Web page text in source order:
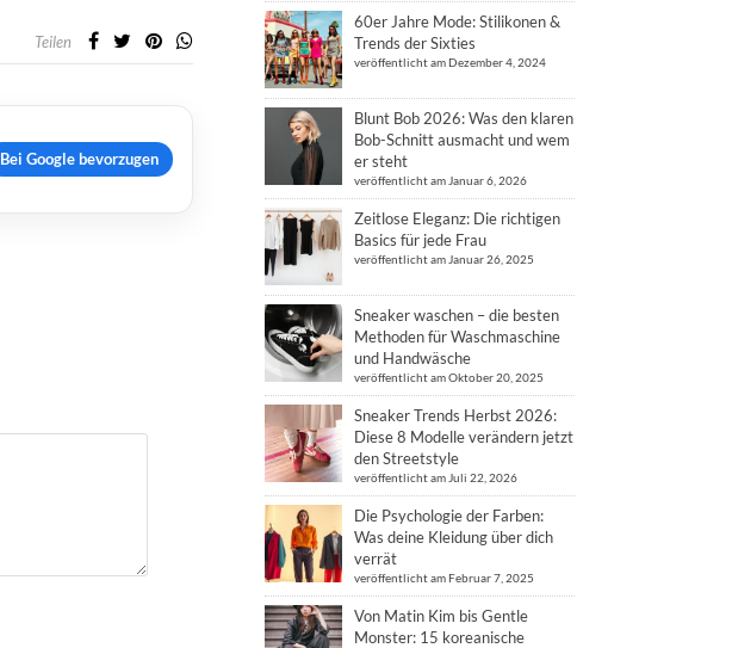
Teilen
Bei Google bevorzugen
60er Jahre Mode: Stilikonen &
Trends der Sixties
veröffentlicht am Dezember 4, 2024
Blunt Bob 2026: Was den klaren
Bob-Schnitt ausmacht und wem
er steht
veröffentlicht am Januar 6, 2026
Zeitlose Eleganz: Die richtigen
Basics für jede Frau
veröffentlicht am Januar 26, 2025
Sneaker waschen – die besten
Methoden für Waschmaschine
und Handwäsche
veröffentlicht am Oktober 20, 2025
Sneaker Trends Herbst 2026:
Diese 8 Modelle verändern jetzt
den Streetstyle
veröffentlicht am Juli 22, 2026
Die Psychologie der Farben:
Was deine Kleidung über dich
verrät
veröffentlicht am Februar 7, 2025
Von Matin Kim bis Gentle
Monster: 15 koreanische